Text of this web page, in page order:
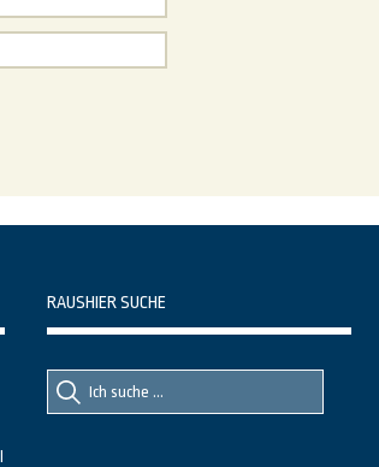
RAUSHIER SUCHE
Suche
nach::
Suche
nach: